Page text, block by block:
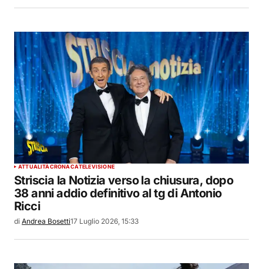
ATTUALITÀCRONACATELEVISIONE
Striscia la Notizia verso la chiusura, dopo
38 anni addio definitivo al tg di Antonio
Ricci
di Andrea Bosetti17 Luglio 2026, 15:33